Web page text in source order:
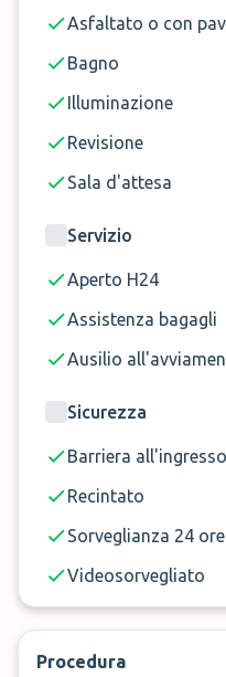
Asfaltato o con
Bagno
Illuminazione
Revisione
Sala d'attesa
Servizio
Aperto H24
Assistenza bagagli
Ausilio
Sicurezza
Barriera all'ingresso
Recintato
Sorveglianza 24
Videosorvegliato
Procedura